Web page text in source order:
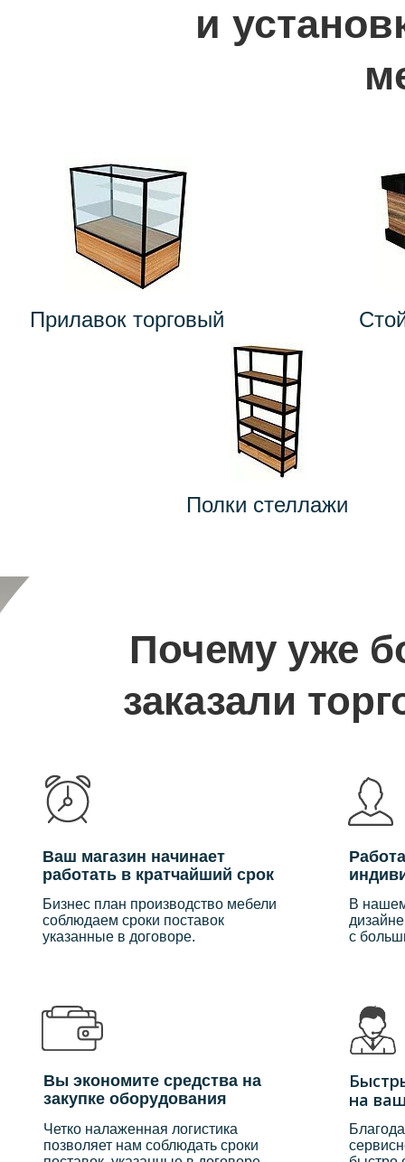
Полки стеллажи
на
Вы экономите средства на
закупке оборудования
В
с
Ваш магазин начинает
работать в кратчайший срок
Бизнес план производство мебели
соблюдаем сроки поставок
указанные в договоре.
Почему уже
заказали
Прилавок торговый
и
Четко налаженная логистика
позволяет нам соблюдать сроки